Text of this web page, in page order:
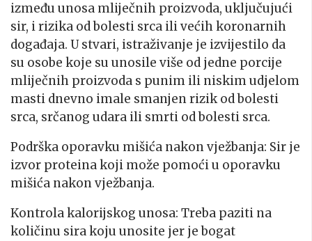
između unosa mliječnih proizvoda, uključujući
sir, i rizika od bolesti srca ili većih koronarnih
događaja. U stvari, istraživanje je izvijestilo da
su osobe koje su unosile više od jedne porcije
mliječnih proizvoda s punim ili niskim udjelom
masti dnevno imale smanjen rizik od bolesti
srca, srčanog udara ili smrti od bolesti srca.
Podrška oporavku mišića nakon vježbanja: Sir je
izvor proteina koji može pomoći u oporavku
mišića nakon vježbanja.
Kontrola kalorijskog unosa: Treba paziti na
količinu sira koju unosite jer je bogat